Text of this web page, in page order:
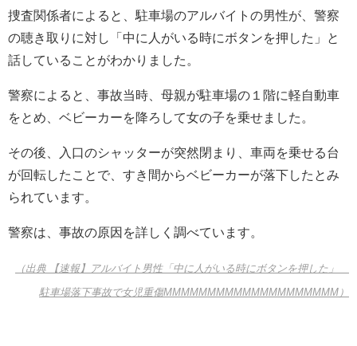
捜査関係者によると、駐車場のアルバイトの男性が、警察
の聴き取りに対し「中に人がいる時にボタンを押した」と
話していることがわかりました。
警察によると、事故当時、母親が駐車場の１階に軽自動車
をとめ、ベビーカーを降ろして女の子を乗せました。
その後、入口のシャッターが突然閉まり、車両を乗せる台
が回転したことで、すき間からベビーカーが落下したとみ
られています。
警察は、事故の原因を詳しく調べています。
（出典 【速報】アルバイト男性「中に人がいる時にボタンを押した」
駐車場落下事故で女児重傷MMMMMMMMMMMMMMMMMMMM）